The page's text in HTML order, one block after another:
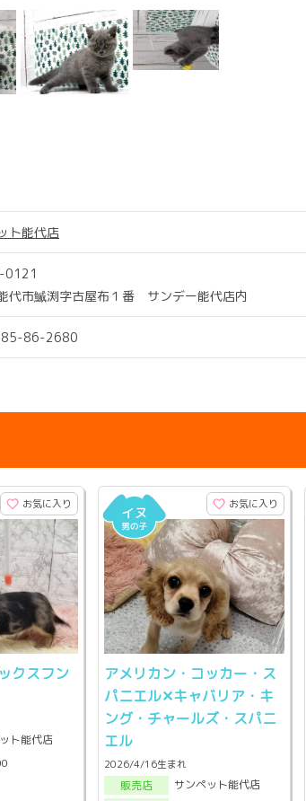
ト能代店
0121
代市鰄渕字古屋布１番 サンデー能代店内
86-2680
お気に入り
クスフン
ト能代店
お気に入り
アメリカン・コッカー・ス
パニエル✕キャバリア・キ
ング・チャールズ・スパニ
エル
2026/4/16生まれ
販売店
サンペット能代店